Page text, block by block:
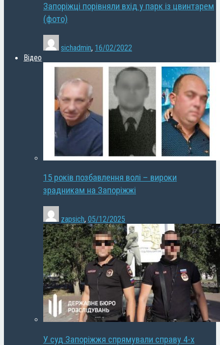
Запоріжці порівняли вхід у парк із цвинтарем
(фото)
sichadmin, 16/02/2022
Відео
15 років позбавлення волі – вироки
зрадникам на Запоріжжі
zapsich, 05/12/2025
У суд Запоріжжя спрямували справу 4-х